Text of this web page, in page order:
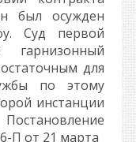
был осужден
Суд первой
гарнизонный
для
по этому
инстанции
П от 21 марта